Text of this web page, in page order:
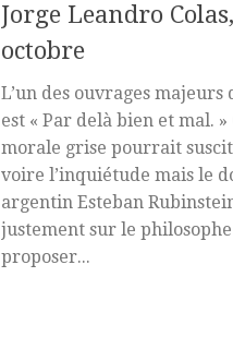
Jorge Leandro
octobre
L’un des ouvrages majeurs
est « Par delà bien et mal. »
morale grise pourrait
voire l’inquiétude mais le
argentin Esteban
justement sur le
proposer...